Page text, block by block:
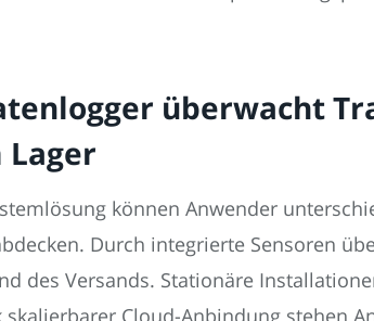
überwacht
Lager
können Anwender
Durch integrierte Sensoren
des Versands. Stationäre
skalierbarer Cloud-Anbindung stehen